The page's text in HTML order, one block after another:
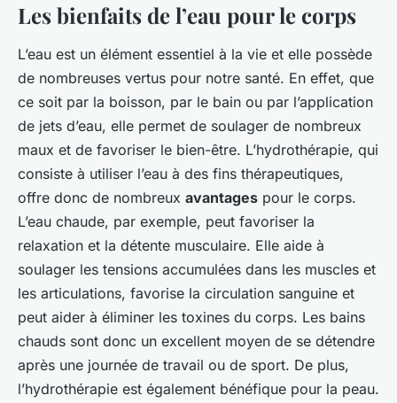
Les bienfaits de l’eau pour le corps
L’eau est un élément essentiel à la vie et elle possède
de nombreuses vertus pour notre santé. En effet, que
ce soit par la boisson, par le bain ou par l’application
de jets d’eau, elle permet de soulager de nombreux
maux et de favoriser le bien-être. L’hydrothérapie, qui
consiste à utiliser l’eau à des fins thérapeutiques,
offre donc de nombreux avantages pour le corps.
L’eau chaude, par exemple, peut favoriser la
relaxation et la détente musculaire. Elle aide à
soulager les tensions accumulées dans les muscles et
les articulations, favorise la circulation sanguine et
peut aider à éliminer les toxines du corps. Les bains
chauds sont donc un excellent moyen de se détendre
après une journée de travail ou de sport. De plus,
l’hydrothérapie est également bénéfique pour la peau.